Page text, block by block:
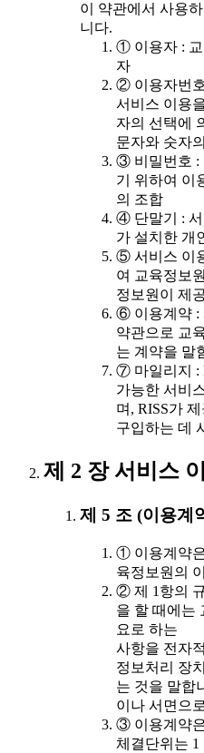
이 약관에서 사용
니다.
① 이용자 : 교
자
② 이용자번
서비스 이용
자의 선택에
문자와 숫자
③ 비밀번호 :
기 위하여 이
의 조합
④ 단말기 : 서
가 설치한 개
⑤ 서비스 이
여 교육정보
정보원이 제
⑥ 이용계약 :
약관으로 교
는 계약을 말
⑦ 마일리지 :
가능한 서비
며, RISS가
구입하는 데
제 2 장 서비스
제 5 조 (이용계
① 이용계약
육정보원의
② 제 1항의
을 할 때에는
요로 하는
사항을 전자
정보처리 장
는 것을 말합
이나 서면으
③ 이용계약
체결단위는 1